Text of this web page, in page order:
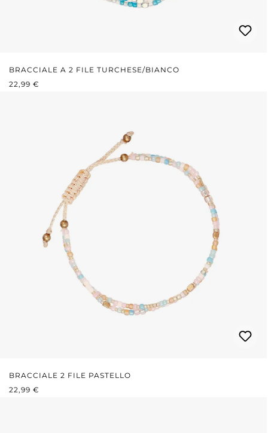
BRACCIALE A 2 FILE TURCHESE/BIANCO
PREZZO NORMALE:
22,99 €
BRACCIALE 2 FILE PASTELLO
PREZZO NORMALE:
22,99 €